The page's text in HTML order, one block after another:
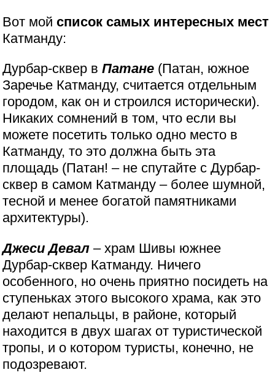
Вот мой список самых интересных мест
Катманду:
Дурбар-сквер вПатане (Патан, южное
Заречье Катманду, считается отдельным
городом, как он и строился исторически).
Никаких сомнений в том, что если вы
можете посетить только одно место в
Катманду, то это должна быть эта
площадь (Патан! – не спутайте с Дурбар-
сквер в самом Катманду – более шумной,
тесной и менее богатой памятниками
архитектуры).
Джеси Девал – храм Шивы южнее
Дурбар-сквер Катманду. Ничего
особенного, но очень приятно посидеть на
ступеньках этого высокого храма, как это
делают непальцы, в районе, который
находится в двух шагах от туристической
тропы, и о котором туристы, конечно, не
подозревают.